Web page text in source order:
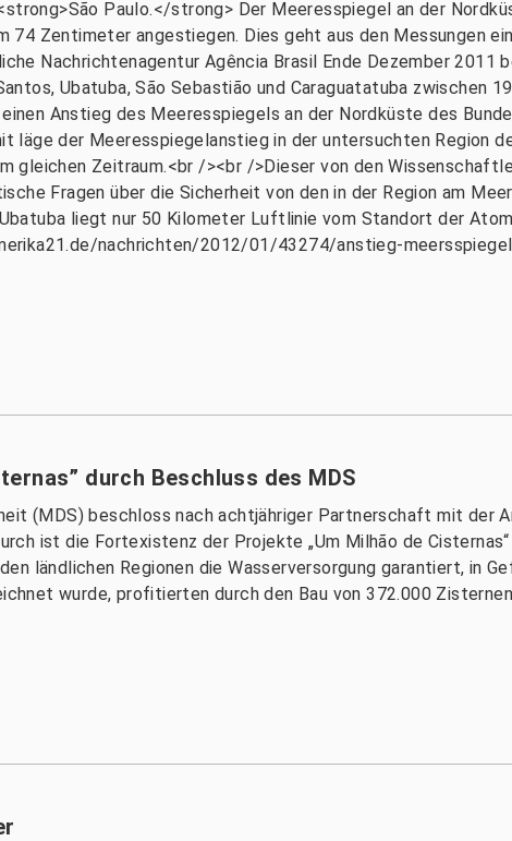
Paulo.</strong> Der Meeresspiegel an der
Zentimeter angestiegen. Dies geht aus den Messungen
Nachrichtenagentur Agência Brasil Ende Dezember 2011
Ubatuba, São Sebastião und Caraguatatuba zwischen
Anstieg des Meeresspiegels an der Nordküste des
läge der Meeresspiegelanstieg in der untersuchten Region
Zeitraum.<br /><br />Dieser von den
Fragen über die Sicherheit von den in der Region am
liegt nur 50 Kilometer Luftlinie vom Standort der
nachrichten/2012/01/43274/anstieg-
durch Beschluss des MDS
(MDS) beschloss nach achtjähriger Partnerschaft mit der
ist die Fortexistenz der Projekte „Um Milhão de Cisternas“
ländlichen Regionen die Wasserversorgung garantiert, in
wurde, profitierten durch den Bau von 372.000